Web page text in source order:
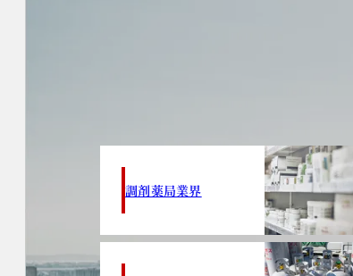
調剤薬局業界